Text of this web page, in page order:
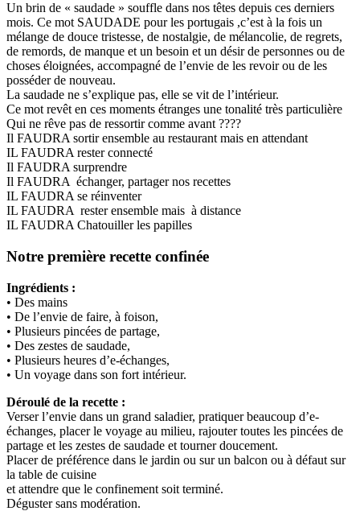
Un brin de « saudade » souffle dans nos têtes depuis ces derniers
mois. Ce mot SAUDADE pour les portugais ,c’est à la fois un
mélange de douce tristesse, de nostalgie, de mélancolie, de regrets,
de remords, de manque et un besoin et un désir de personnes ou de
choses éloignées, accompagné de l’envie de les revoir ou de les
posséder de nouveau.
La saudade ne s’explique pas, elle se vit de l’intérieur.
Ce mot revêt en ces moments étranges une tonalité très particulière
Qui ne rêve pas de ressortir comme avant ????
Il FAUDRA sortir ensemble au restaurant mais en attendant
IL FAUDRA rester connecté
Il FAUDRA surprendre
Il FAUDRA échanger, partager nos recettes
IL FAUDRA se réinventer
IL FAUDRA rester ensemble mais à distance
IL FAUDRA Chatouiller les papilles
Notre première recette confinée
Ingrédients :
• Des mains
• De l’envie de faire, à foison,
• Plusieurs pincées de partage,
• Des zestes de saudade,
• Plusieurs heures d’e-échanges,
• Un voyage dans son fort intérieur.
Déroulé de la recette :
Verser l’envie dans un grand saladier, pratiquer beaucoup d’e-
échanges, placer le voyage au milieu, rajouter toutes les pincées de
partage et les zestes de saudade et tourner doucement.
Placer de préférence dans le jardin ou sur un balcon ou à défaut sur
la table de cuisine
et attendre que le confinement soit terminé.
Déguster sans modération.